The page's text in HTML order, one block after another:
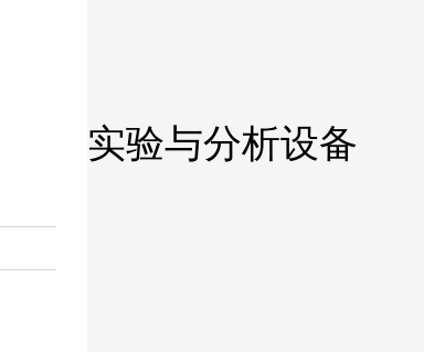
实验与分析设备